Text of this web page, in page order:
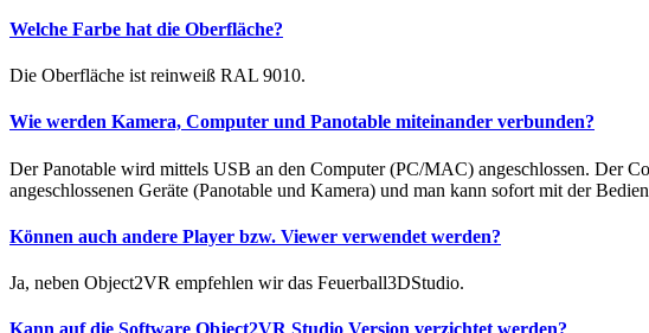
Welche Farbe hat die Oberfläche?
Die Oberfläche ist reinweiß RAL 9010.
Wie werden Kamera, Computer und Panotable miteinander verbunden?
Der Panotable wird mittels USB an den Computer (PC/MAC) angeschlossen. Der
angeschlossenen Geräte (Panotable und Kamera) und man kann sofort mit der
Können auch andere Player bzw. Viewer verwendet werden?
Ja, neben Object2VR empfehlen wir das Feuerball3DStudio.